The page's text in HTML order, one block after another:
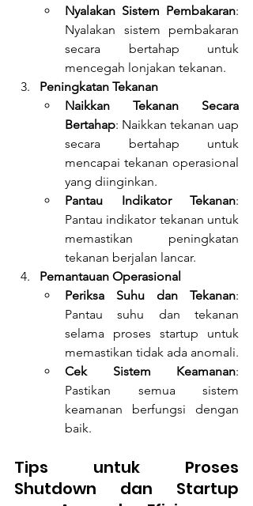
Nyalakan Sistem Pembakaran:
Nyalakan sistem pembakaran
secara bertahap untuk
mencegah lonjakan tekanan.
Peningkatan Tekanan
Naikkan Tekanan Secara
Bertahap: Naikkan tekanan uap
secara bertahap untuk
mencapai tekanan operasional
yang diinginkan.
Pantau Indikator Tekanan:
Pantau indikator tekanan untuk
memastikan peningkatan
tekanan berjalan lancar.
Pemantauan Operasional
Periksa Suhu dan Tekanan:
Pantau suhu dan tekanan
selama proses startup untuk
memastikan tidak ada anomali.
Cek Sistem Keamanan:
Pastikan semua sistem
keamanan berfungsi dengan
baik.
Tips untuk Proses
Shutdown dan Startup